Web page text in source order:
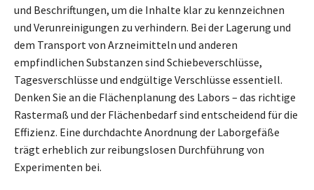
und Beschriftungen, um die Inhalte klar zu kennzeichnen
und Verunreinigungen zu verhindern. Bei der Lagerung und
dem Transport von Arzneimitteln und anderen
empfindlichen Substanzen sind Schiebeverschlüsse,
Tagesverschlüsse und endgültige Verschlüsse essentiell.
Denken Sie an die Flächenplanung des Labors – das richtige
Rastermaß und der Flächenbedarf sind entscheidend für die
Effizienz. Eine durchdachte Anordnung der Laborgefäße
trägt erheblich zur reibungslosen Durchführung von
Experimenten bei.